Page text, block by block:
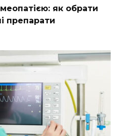
як обрати
препарати